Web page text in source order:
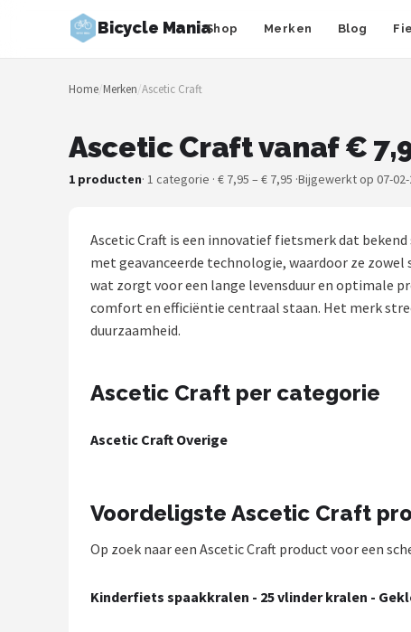
Bicycle ManiaShop Merken Blog
Zoeken
NAVIGATIE
Merken
Fietsroutes
Kinderfietsen
Elektrische fietsen
Mountainbikes
POPULAIRE MERKEN
Home/Merken/Ascetic Craft
Ascetic Craft vanaf €
1 producten· 1 categorie · € 7,95 – € 7,95 ·Bijgewerkt op 07-02-
Ascetic Craft is een innovatief fietsmerk dat
met geavanceerde technologie, waardoor ze
wat zorgt voor een lange levensduur en optimale
comfort en efficiëntie centraal staan. Het merk
duurzaamheid.
Ascetic Craft per categorie
Ascetic Craft Overige
Voordeligste Ascetic Craft
Op zoek naar een Ascetic Craft product voor een
Kinderfiets spaakkralen - 25 vlinder kralen -